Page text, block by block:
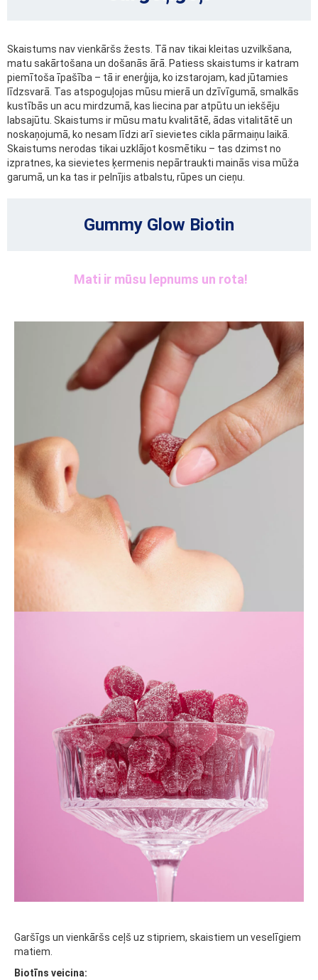
Skaistums nav vienkāršs žests. Tā nav tikai kleitas uzvilkšana,
matu sakārtošana un došanās ārā. Patiess skaistums ir katram
piemītoša īpašība – tā ir enerģija, ko izstarojam, kad jūtamies
līdzsvarā. Tas atspoguļojas mūsu mierā un dzīvīgumā, smalkās
kustībās un acu mirdzumā, kas liecina par atpūtu un iekšēju
labsajūtu. Skaistums ir mūsu matu kvalitātē, ādas vitalitātē un
noskaņojumā, ko nesam līdzi arī sievietes cikla pārmaiņu laikā.
Skaistums nerodas tikai uzklājot kosmētiku – tas dzimst no
izpratnes, ka sievietes ķermenis nepārtraukti mainās visa mūža
garumā, un ka tas ir pelnījis atbalstu, rūpes un cieņu.
Gummy Glow Biotin
Mati ir mūsu lepnums un rota!
Garšīgs un vienkāršs ceļš uz stipriem, skaistiem un veselīgiem
matiem.
Biotīns veicina: